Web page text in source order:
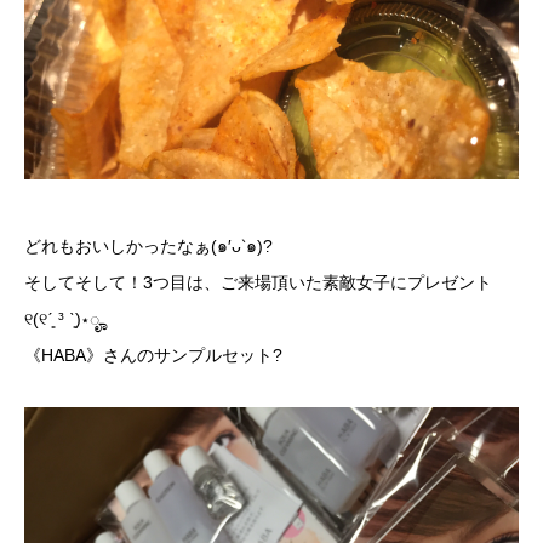
どれもおいしかったなぁ(๑′ᴗ‵๑)?
そしてそして！3つ目は、ご来場頂いた素敵女子にプレゼント
୧(୧ˊ͈ ³ ˋ͈)⋆ೄ
《HABA》さんのサンプルセット?